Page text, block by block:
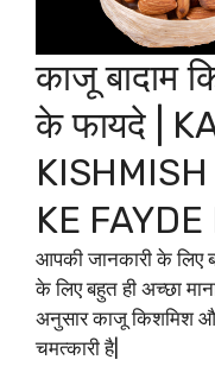
काजू बादाम
के फायदे |
KE
आपकी जानकारी के लिए
के लिए बहुत ही अच्छा
अनुसार काजू किशमिश
चमत्कारी है|